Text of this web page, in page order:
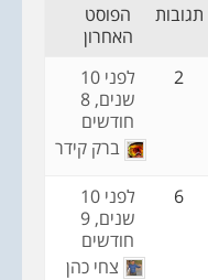
תגובות
הפוסט
האחרון
2
לפני 10
שנים, 8
חודשים
ברק קידר
6
לפני 10
שנים, 9
חודשים
צחי כהן